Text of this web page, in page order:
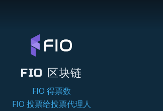
FIO 区块链
FIO 得票数
FIO 投票给投票代理人